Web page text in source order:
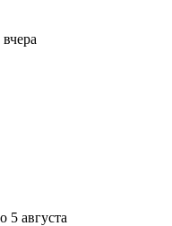
вчера
5 августа